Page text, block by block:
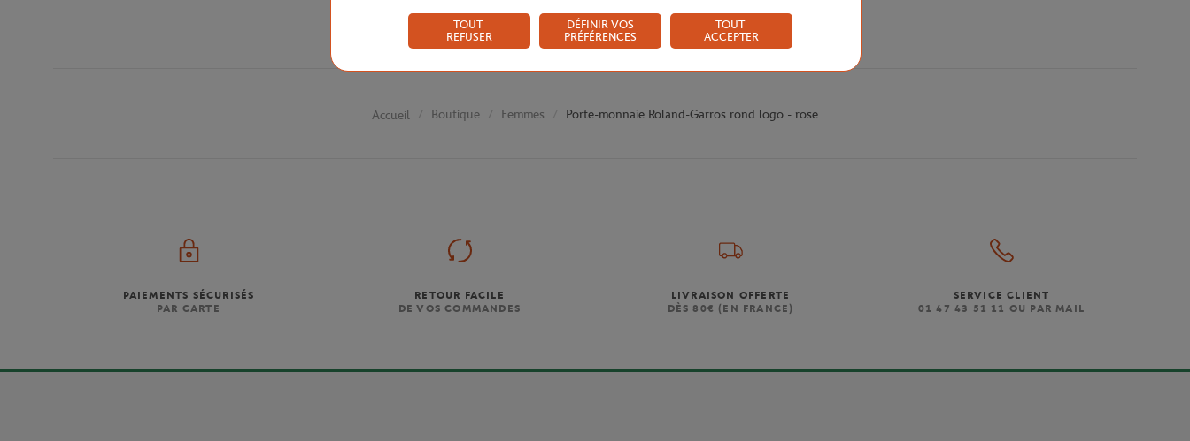
Accueil Boutique Femmes Porte-monnaie Roland-Garros rond logo - rose
PAIEMENTS SÉCURISÉS
PAR CARTE
RETOUR FACILE
DE VOS COMMANDES
LIVRAISON OFFERTE
DÈS 80€ (EN FRANCE)
SERVICE CLIENT
01 47 43 51 11 OU PAR MAIL
TOUT
REFUSER
DÉFINIR VOS
PRÉFÉRENCES
TOUT
ACCEPTER